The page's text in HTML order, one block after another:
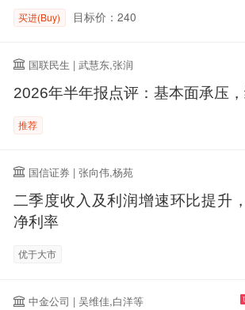
买进(Buy) 目标价：240
国联民生 | 武慧东,张润
2026年半年报点评：基本面承压
推荐
国信证券 | 张向伟,杨苑
二季度收入及利润增速环比提升
净利率
优于大市
中金公司 | 吴维佳,白洋等